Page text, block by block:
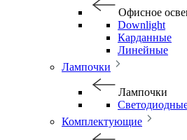
Офисное
Downlight
Карданные
Линейные
Лампочки
Лампочки
Комплектующие